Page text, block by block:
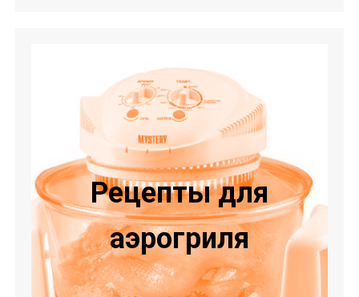
Рецепты для
аэрогриля